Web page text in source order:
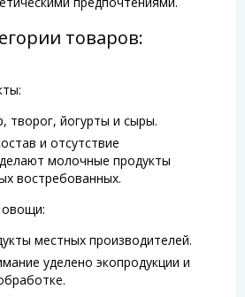
товаров:
творог, йогурты и сыры.
и отсутствие
молочные продукты
востребованных.
местных производителей.
уделено экопродукции и